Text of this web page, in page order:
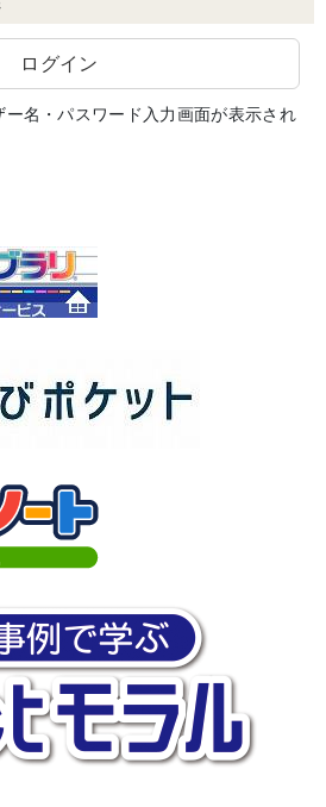
ログイン
名・パスワード入力画面が表示され